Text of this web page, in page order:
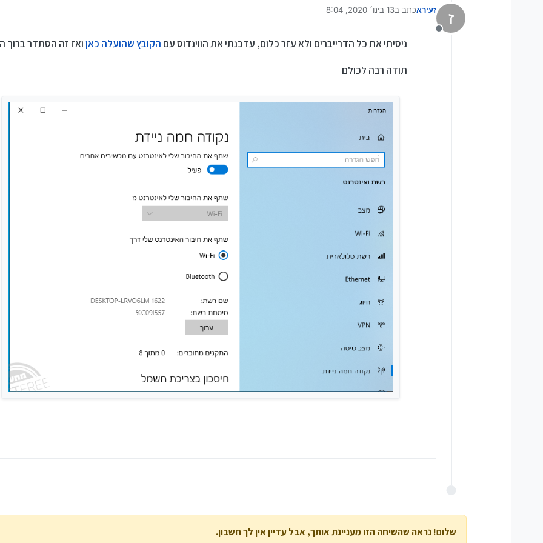
ז
מנותק
זעיראכתב ב13 בינו׳ 2020, 8:04
נערך לאחרונה על ידי
ניסיתי את כל הדרייברים ולא עזר כלום, עדכנתי את הווינדוס עם הקובץ שהועלה כאןואז זה הסתדר ברוך
תודה רבה לכולם
שלום! נראה שהשיחה הזו מעניינת אותך, אבל עדיין אין לך חשבון.